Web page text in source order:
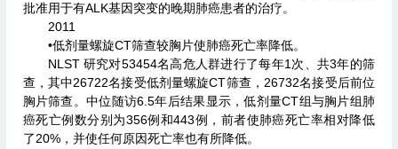
批准用于有ALK基因突变的晚期肺癌患者的治疗。
2011
•低剂量螺旋CT筛查较胸片使肺癌死亡率降低。
NLST 研究对53454名高危人群进行了每年1次、共3年的筛
查，其中26722名接受低剂量螺旋CT筛查，26732名接受后前位
胸片筛查。中位随访6.5年后结果显示，低剂量CT组与胸片组肺
癌死亡例数分别为356例和443例，前者使肺癌死亡率相对降低
了20%，并使任何原因死亡率也有所降低。